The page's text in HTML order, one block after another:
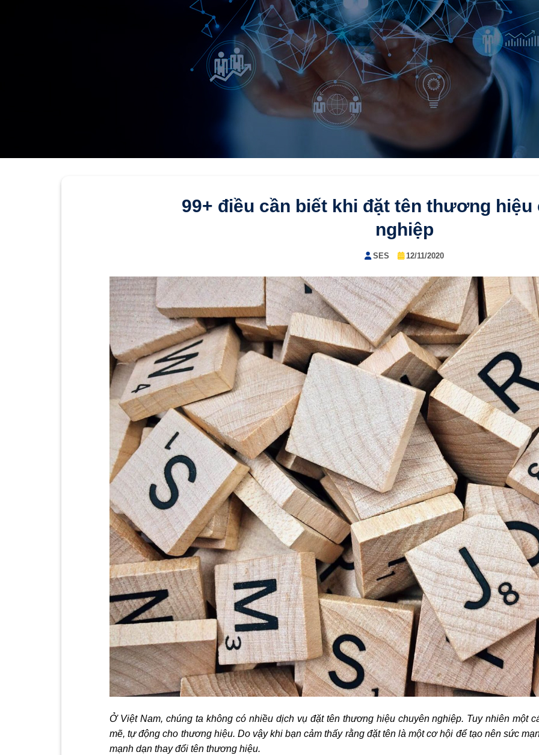
99+ điều cần biết khi đặt tên thương hiệu
nghiệp
SES 12/11/2020
Ở Việt Nam, chúng ta không có nhiều dịch vụ đặt tên thương hiệu chuyên nghiệp. Tuy nhiên một
mẽ, tự động cho thương hiệu. Do vậy khi bạn cảm thấy rằng đặt tên là một cơ hội để tạo nên sức
mạnh dạn thay đổi tên thương hiệu.